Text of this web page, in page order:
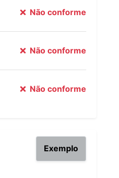
Não conforme
Não conforme
Não conforme
Exemplo